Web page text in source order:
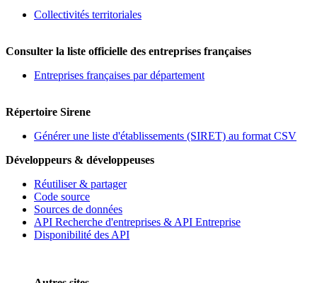
Collectivités territoriales
Consulter la liste officielle des entreprises françaises
Entreprises françaises par département
Répertoire Sirene
Générer une liste d'établissements (SIRET) au format CSV
Développeurs & développeuses
Réutiliser & partager
Code source
Sources de données
API Recherche d'entreprises & API Entreprise
Disponibilité des API